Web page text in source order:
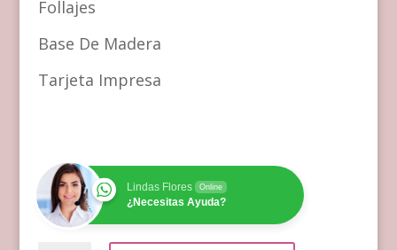
Follajes
Base De Madera
Tarjeta Impresa
Lindas Flores Online
¿Necesitas Ayuda?